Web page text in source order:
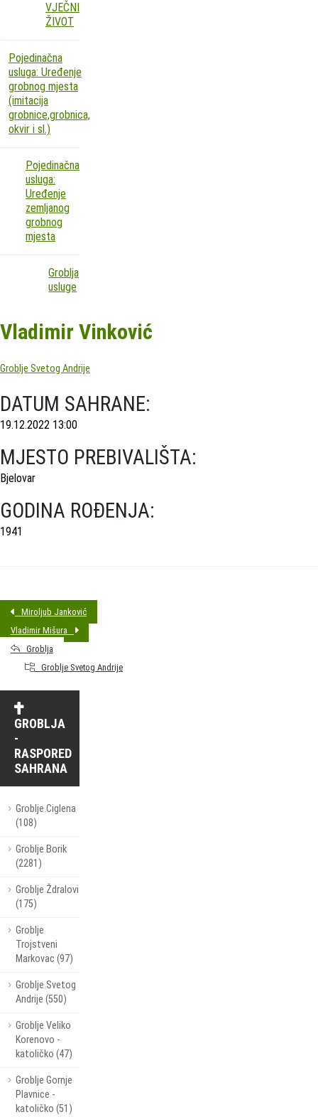
VJEČNI
ŽIVOT
Pojedinačna
usluga: Uređenje
grobnog mjesta
(imitacija
grobnice,grobnica,
okvir i sl.)
Pojedinačna
usluga:
Uređenje
zemljanog
grobnog
mjesta
Groblja
usluge
Vladimir Vinković
Groblje Svetog Andrije
DATUM SAHRANE:
19.12.2022 13:00
MJESTO PREBIVALIŠTA:
Bjelovar
GODINA ROĐENJA:
1941
Miroljub Janković
Vladimir Mišura
Groblja
Groblje Svetog Andrije
GROBLJA
-
RASPORED
SAHRANA
Groblje Ciglena
(108)
Groblje Borik
(2281)
Groblje Ždralovi
(175)
Groblje
Trojstveni
Markovac (97)
Groblje Svetog
Andrije (550)
Groblje Veliko
Korenovo -
katoličko (47)
Groblje Gornje
Plavnice -
katoličko (51)